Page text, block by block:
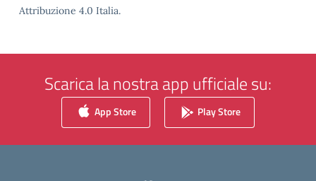
Attribuzione 4.0 Italia.
Scarica la nostra app ufficiale su:
App Store Play Store